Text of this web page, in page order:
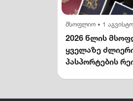
მსოფლიო • 1
2026 წლის
ყველაზე
პასპორტების